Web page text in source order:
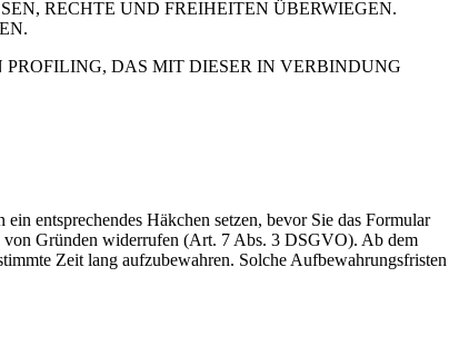
RECHTE UND FREIHEITEN ÜBERWIEGEN.
DAS MIT DIESER IN VERBINDUNG
entsprechendes Häkchen setzen, bevor Sie das Formular
von Gründen widerrufen (Art. 7 Abs. 3 DSGVO). Ab dem
Zeit lang aufzubewahren. Solche Aufbewahrungsfristen